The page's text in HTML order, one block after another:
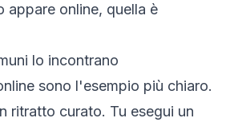
appare online, quella è
lo incontrano
sono l'esempio più chiaro.
ritratto curato. Tu esegui un